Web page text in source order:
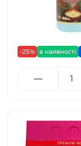
-25% в наявності